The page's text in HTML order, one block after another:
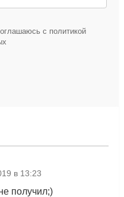
с политикой
в 13:23
получил;)